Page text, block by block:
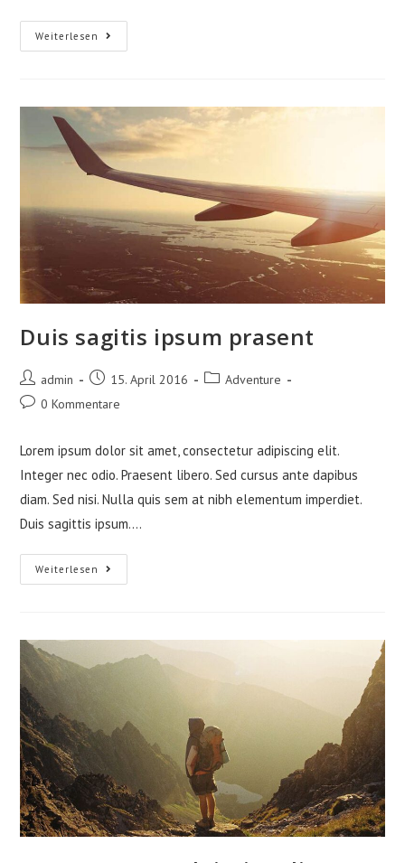
Weiterlesen Vestibulum
Sapin
Duis sagitis ipsum prasent
Beitrags-
Autor:
admin
Beitrag
veröffentlicht:
15. April 2016
Beitrags-
Adventure
Beitrags-
0 Kommentare
Lorem ipsum dolor sit amet, consectetur adipiscing elit.
Integer nec odio. Praesent libero. Sed cursus ante dapibus
diam. Sed nisi. Nulla quis sem at nibh elementum imperdiet.
Duis sagittis ipsum.…
Weiterlesen Duis
Sagitis